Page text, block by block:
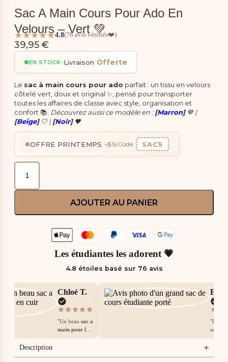
Sac A Main Cours Pour Ado En
Velours – Vert 💚
★★★★★4.8(76 avis vérifiés❤️)
39,95 €
EN STOCK•Livraison Offerte
Le sac à main cours pour ado parfait : un tissu en velours
côtelé vert, doux et original ✨, pensé pour transporter
toutes les affaires de classe avec style, organisation et
confort 📚. Découvrez aussi ce modèle en :[Marron]🤎 |
[Beige]🤍 |[Noir]🖤
OFFRE PRINTEMPS -5%Code : SAC5
AJOUTER AU PANIER
Les étudiantes les adorent 💗
4.8 étoiles basé sur 76 avis
Chloé T.
"Un beausac a
main pour les
courspour son
"Le
arrivé
delais.
Description